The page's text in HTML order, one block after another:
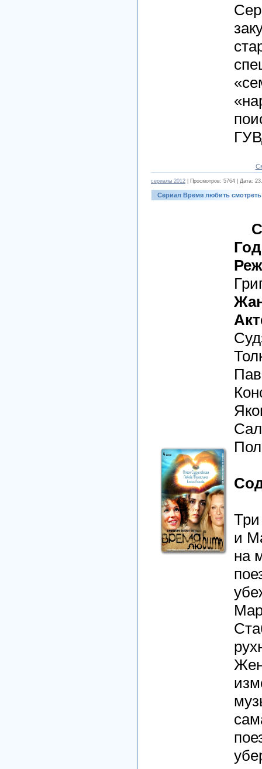
cериалы 2012 | Просмотров: 5764 | Дата:
Сериал Время любить
и
на